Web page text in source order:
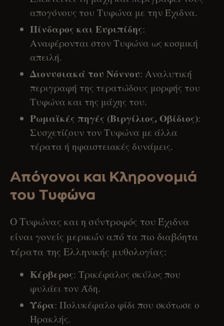
απογόνους του Τυφώνα με την Έχιδνα.
Πίνδαρος και Ευριπίδης:
Αναφέρονται στον Τυφώνα ως κοσμική
απειλή.
Διονυσιακά του Νόννου: Αναλυτική
περιγραφή της τερατώδους μορφής του
Τυφώνα και της μάχης του.
Ρωμαϊκές πηγές (Βιργίλιος, Οβίδιος):
Συσχετίζουν τον Τυφώνα με άλλα
τέρατα ή ηφαιστειακές δυνάμεις.
Απόγονοι και Κληρονομιά
του Τυφώνα
Ο Τυφώνας και η σύντροφός του Έχιδνα
είναι γονείς μερικών από τα πιο διαβόητα
τέρατα της Ελληνικής μυθολογίας:
Κέρβερος: Τρικέφαλος σκύλος που
φυλάει τον Άδη.
Ύδρα: Πολυκέφαλο φίδι που σκότωσε ο
Ηρακλής.